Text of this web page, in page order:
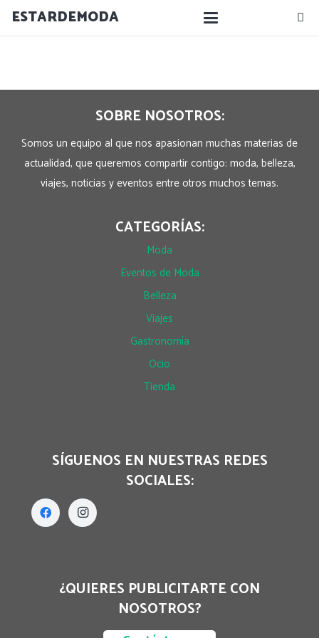
ESTARDEMODA
SOBRE NOSOTROS:
Somos un equipo al que nos apasionan muchas materias de
actualidad, que queremos compartir contigo: moda, belleza,
viajes, noticias y eventos entre otros muchos temas.
CATEGORÍAS:
Moda
Eventos de Moda
Belleza
Viajes
Gastronomía
Ocio
Tienda
SÍGUENOS EN NUESTRAS REDES
SOCIALES:
¿QUIERES PUBLICITARTE CON
NOSOTROS?